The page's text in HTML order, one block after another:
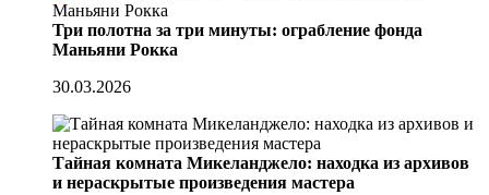
Три полотна за три минуты: ограбление фонда
Маньяни Рокка
30.03.2026
Тайная комната Микеланджело: находка из архивов
и нераскрытые произведения мастера